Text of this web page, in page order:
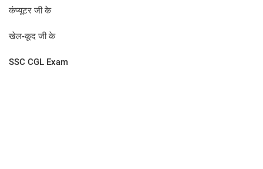
कंप्यूटर जी के
खेल-कूद जी के
SSC CGL Exam